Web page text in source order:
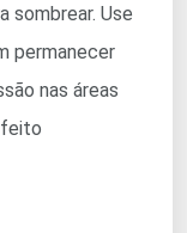
sombrear. Use
permanecer
nas áreas